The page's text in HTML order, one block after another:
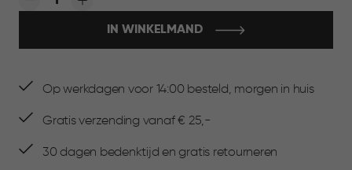
Quantity:
IN WINKELMAND
Op werkdagen voor 14:00 besteld, morgen in huis
Gratis verzending vanaf € 25,-
30 dagen bedenktijd en gratis retourneren